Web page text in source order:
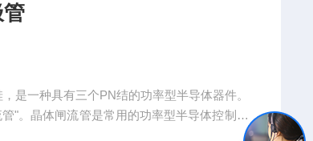
是一种具有三个PN结的功率型半导体器件。
"。晶体闸流管是常用的功率型半导体控制器